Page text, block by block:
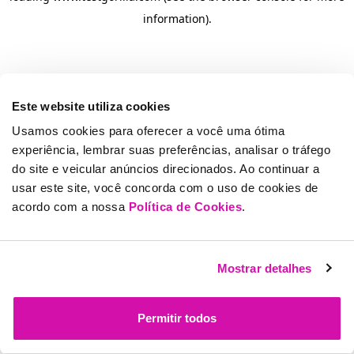
Este website utiliza cookies
Usamos cookies para oferecer a você uma ótima
experiência, lembrar suas preferências, analisar o tráfego
do site e veicular anúncios direcionados. Ao continuar a
usar este site, você concorda com o uso de cookies de
acordo com a nossa Política de Cookies.
Mostrar detalhes
Permitir todos
information).